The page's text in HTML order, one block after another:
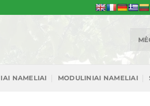
NAMELIAI MODULINIAI NAMELIAI